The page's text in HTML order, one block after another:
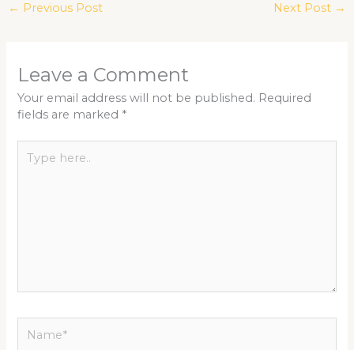
← Previous Post Next Post →
Leave a Comment
Your email address will not be published. Required
fields are marked *
here..